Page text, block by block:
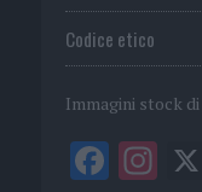
Codice etico
Immagini stock di